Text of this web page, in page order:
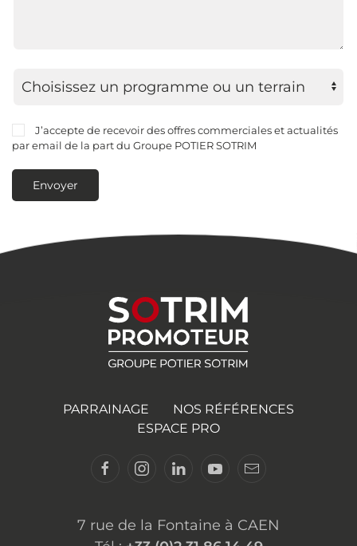
J’accepte de recevoir des offres commerciales et actualités
par email de la part du Groupe POTIER SOTRIM
Envoyer
PARRAINAGE
NOS RÉFÉRENCES
ESPACE PRO
7 rue de la Fontaine à CAEN